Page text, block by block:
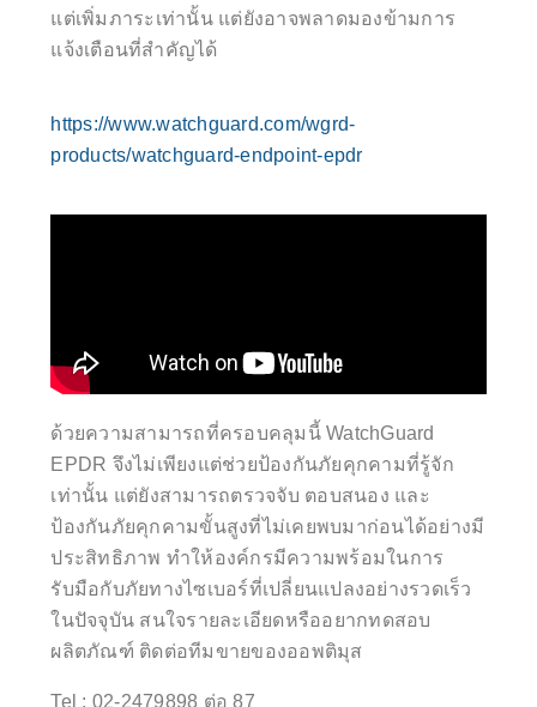
แต่เพิ่มภาระเท่านั้น แต่ยังอาจพลาดมองข้ามการ
แจ้งเตือนที่สำคัญได้
https://www.watchguard.com/wgrd-
products/watchguard-endpoint-epdr
ด้วยความสามารถที่ครอบคลุมนี้ WatchGuard
EPDR จึงไม่เพียงแต่ช่วยป้องกันภัยคุกคามที่รู้จัก
เท่านั้น แต่ยังสามารถตรวจจับ ตอบสนอง และ
ป้องกันภัยคุกคามขั้นสูงที่ไม่เคยพบมาก่อนได้อย่างมี
ประสิทธิภาพ ทำให้องค์กรมีความพร้อมในการ
รับมือกับภัยทางไซเบอร์ที่เปลี่ยนแปลงอย่างรวดเร็ว
ในปัจจุบัน สนใจรายละเอียดหรืออยากทดสอบ
ผลิตภัณฑ์ ติดต่อทีมขายของออพติมุส
Tel : 02-2479898 ต่อ 87